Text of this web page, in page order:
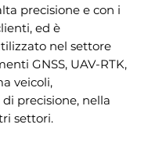
precisione e con i
ed è
nel settore
GNSS, UAV-RTK,
veicoli,
precisione, nella
settori.